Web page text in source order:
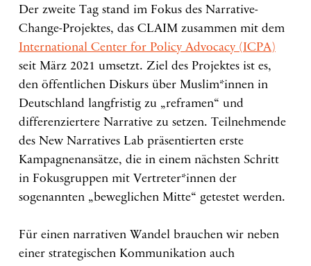
Der zweite Tag stand im Fokus des Narrative-
Change-Projektes, das CLAIM zusammen mit dem
International Center for Policy Advocacy (ICPA)
seit März 2021 umsetzt. Ziel des Projektes ist es,
den öffentlichen Diskurs über Muslim*innen in
Deutschland langfristig zu „reframen“ und
differenziertere Narrative zu setzen. Teilnehmende
des New Narratives Lab präsentierten erste
Kampagnenansätze, die in einem nächsten Schritt
in Fokusgruppen mit Vertreter*innen der
sogenannten „beweglichen Mitte“ getestet werden.
Für einen narrativen Wandel brauchen wir neben
einer strategischen Kommunikation auch